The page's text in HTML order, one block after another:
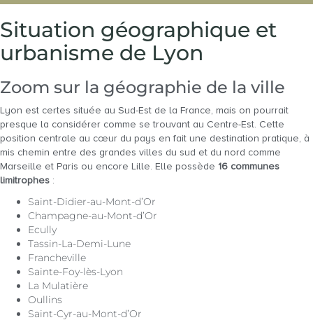
Situation géographique et
urbanisme de Lyon
Zoom sur la géographie de la ville
Lyon est certes située au Sud-Est de la France, mais on pourrait
presque la considérer comme se trouvant au Centre-Est. Cette
position centrale au cœur du pays en fait une destination pratique, à
mis chemin entre des grandes villes du sud et du nord comme
Marseille et Paris ou encore Lille. Elle possède 16 communes
limitrophes :
Saint-Didier-au-Mont-d’Or
Champagne-au-Mont-d’Or
Ecully
Tassin-La-Demi-Lune
Francheville
Sainte-Foy-lès-Lyon
La Mulatière
Oullins
Saint-Cyr-au-Mont-d’Or